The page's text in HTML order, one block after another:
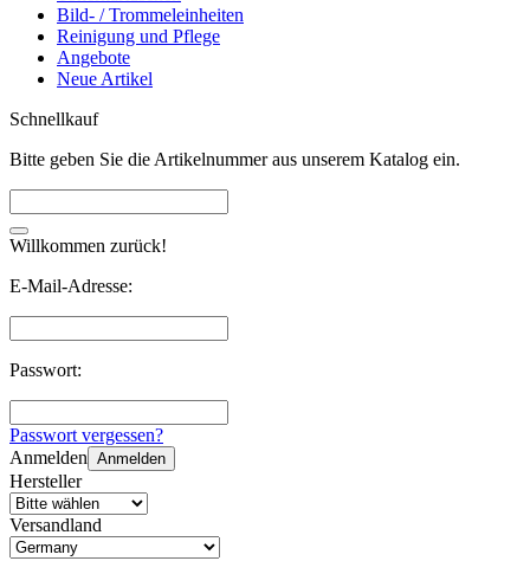
Bild- / Trommeleinheiten
Reinigung und Pflege
Angebote
Neue Artikel
Schnellkauf
Bitte geben Sie die Artikelnummer aus unserem Katalog ein.
Willkommen zurück!
E-Mail-Adresse:
Passwort:
Passwort vergessen?
Anmelden Anmelden
Hersteller
Versandland